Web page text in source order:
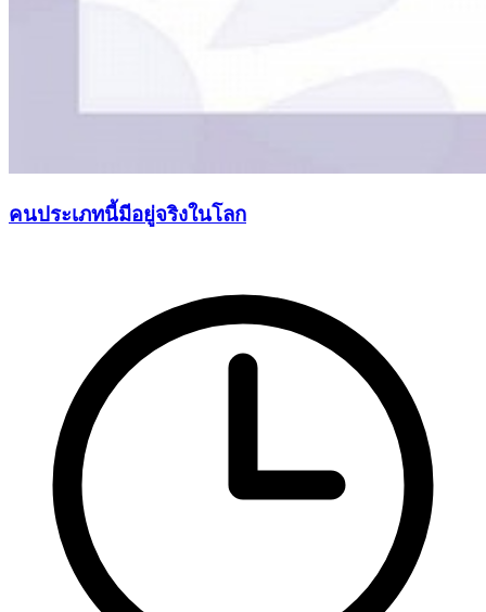
คนประเภทนี้มีอยู่จริงในโลก